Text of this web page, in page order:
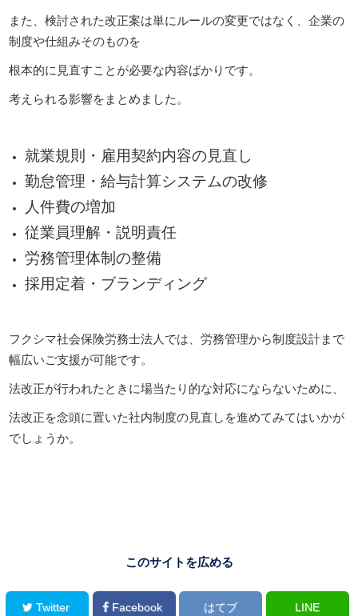
また、検討された改正案は単にルールの変更ではなく、企業の
制度や仕組みそのものを
根本的に見直すことが必要な内容ばかりです。
考えられる影響をまとめました。
就業規則・雇用契約内容の見直し
勤怠管理・給与計算システムの改修
人件費の増加
従業員理解・説明責任
労務管理体制の整備
採用定着・ブランディング
フクシマ社会保険労務士法人では、労務管理から制度設計まで
幅広いご支援が可能です。
法改正が行われたときに場当たり的な対応にならないために、
法改正を念頭に置いた社内制度の見直しを進めてみてはいかが
でしょうか。
このサイトを広める
Twitter Facebook はてブ LINE